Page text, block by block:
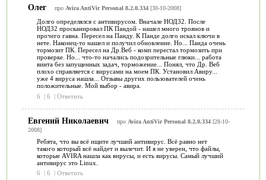
Олег про Avira AntiVir Personal 8.2.0.334[30-10-2008]
Долго определялся с антивирусом. Вначале НОД32. После
НОД32 просканировал ПК Пандой - нашел много троянов и
прочего гавна. Пересел на Панду. К Панде долго искал ключи в
нете. Наконец-то нашел и получил обновление. Но... Панда очень
тормозит ПК. Пересел на Др.Веб - комп перестал тормозить при
проверке. Но... что-то начались подозрительные глюки... работа
винта без запущенных задач, торможение... Понял, что Др. Веб
плохо справляется с вирусами на моем ПК. Установил Авиру...
уже 4 вируса нашла... Отзывы других пользователей очень
положительные. Мой выбор - авира.
6
| 6 | Ответить
Евгений Николаевич про Avira AntiVir Personal 8.2.0.334[28-10-
2008]
Ребята, что вы всё ищите лучший антивирус. Всё равно нет
такого который всё найдет и вылечит. И я не уверен, что файлы,
которые AVIRA нашла как вирусы, и есть вирусы. Самый лучший
антивирус это Linux.
6
| 6 | Ответить